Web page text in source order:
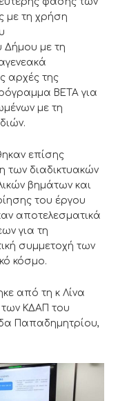
με τη χρήση
με τη
αρχές της
ΒΕΤΑ για
με τη
επίσης
των διαδικτυακών
βημάτων και
του έργου
αποτελεσματικά
για τη
συμμετοχή των
κόσμο.
από τη κ Λίνα
ΚΔΑΠ του
Παπαδημητρίου,